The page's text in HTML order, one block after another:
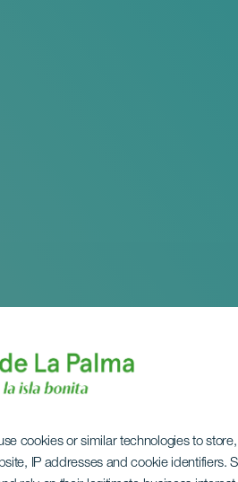
cookies or similar technologies to
IP addresses and cookie identifiers.